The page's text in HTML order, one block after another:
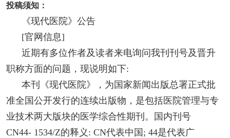
投稿须知：
《现代医院》公告
[官网信息]
近期有多位作者及读者来电询问我刊刊号及晋升
职称方面的问题，现说明如下:
本刊《现代医院》，为国家新闻出版总署正式批
准全国公开发行的连续出版物，是包括医院管理与专
业技术两大版块的医学综合性期刊。国内刊号
CN44- 1534/Z的释义: CN代表中国; 44是代表广